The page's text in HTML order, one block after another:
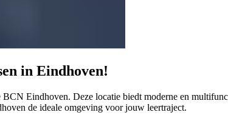
in Eindhoven!
Eindhoven. Deze locatie biedt moderne en
de ideale omgeving voor jouw leertraject.